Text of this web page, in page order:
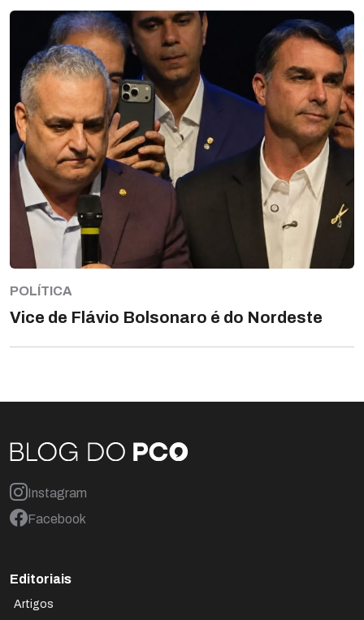
POLÍTICA
Vice de Flávio Bolsonaro é do Nordeste
Instagram
Facebook
Editoriais
Artigos